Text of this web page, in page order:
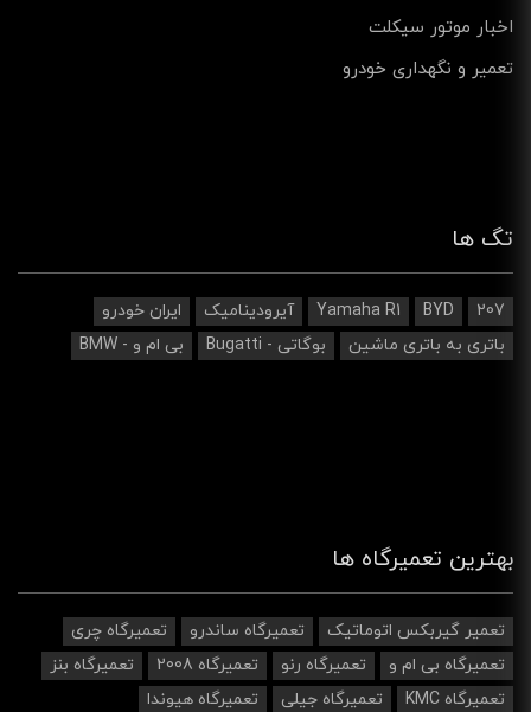
اخبار موتور سیکلت
تعمیر و نگهداری خودرو
تگ ها
207
BYD
Yamaha R1 آیرودینامیک‌
ایران خودرو
باتری به باتری ماشین
بوگاتی - Bugatti بی ام و - BMW
بهترین تعمیرگاه ها
تعمیر گیربکس اتوماتیک تعمیرگاه ساندرو
تعمیرگاه چری
تعمیرگاه بی ام و
تعمیرگاه رنو تعمیرگاه 2008
تعمیرگاه بنز
تعمیرگاه KMC
تعمیرگاه جیلی
تعمیرگاه هیوندا